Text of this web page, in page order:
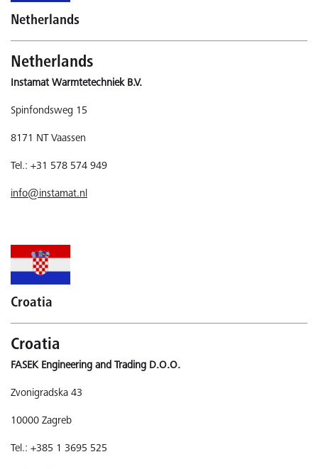
Netherlands
Netherlands
Instamat Warmtetechniek B.V.
Spinfondsweg 15
8171 NT Vaassen
Tel.: +31 578 574 949
info@instamat.nl
Croatia
Croatia
FASEK Engineering and Trading D.O.O.
Zvonigradska 43
10000 Zagreb
Tel.: +385 1 3695 525